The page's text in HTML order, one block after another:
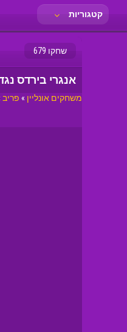
קטגוריות
שחקו 679
אנגרי בירדס
משחקים אונליין » פריב